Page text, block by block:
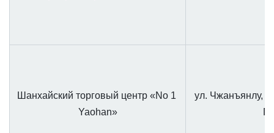
Шанхайский торговый центр «No 1
Yaohan»
ул. Чжанъянлу,